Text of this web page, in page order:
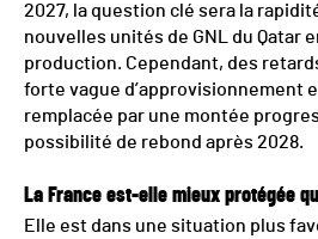
2027, la question clé sera la
nouvelles unités de GNL du Qatar
production. Cependant, des
forte vague d’approvisionnement
remplacée par une montée
possibilité de rebond après 2028.
La France est-elle mieux protégée
Elle est dans une situation plus